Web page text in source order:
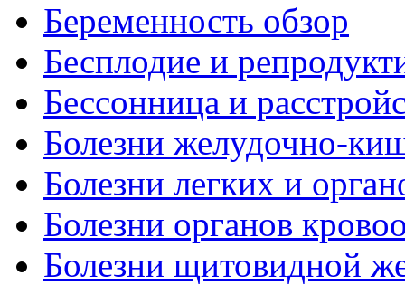
Беременность обзор
Бесплодие и
Бессонница и
Болезни желудочно-
Болезни легких и
Болезни органов
Болезни щитовидной